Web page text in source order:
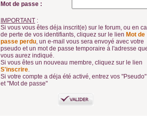
Mot de passe :
IMPORTANT :
Si vous vous êtes déja inscrit(e) sur le forum, ou en
de perte de vos identifiants, cliquez sur le lien Mot de
passe perdu, un e-mail vous sera envoyé avec votre
pseudo et un mot de passe temporaire à l'adresse
vous aurez indiqué.
Si vous êtes un nouveau membre, cliquez sur le lien
S'inscrire.
Si votre compte a déja été activé, entrez vos "Pseudo"
et "Mot de passe"